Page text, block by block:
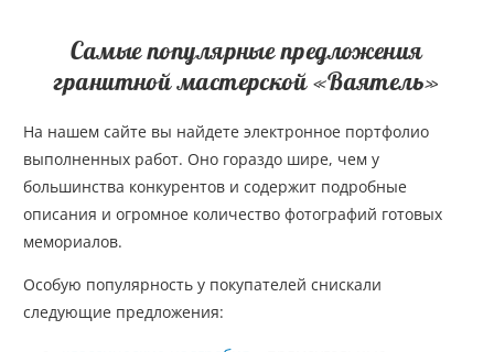
Самые популярные предложения
гранитной мастерской «Ваятель»
На нашем сайте вы найдете электронное портфолио
выполненных работ. Оно гораздо шире, чем у
большинства конкурентов и содержит подробные
описания и огромное количество фотографий готовых
мемориалов.
Особую популярность у покупателей снискали
следующие предложения: